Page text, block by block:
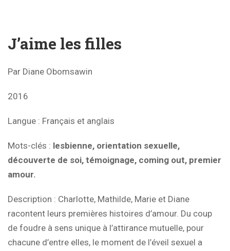
J’aime les filles
Par Diane Obomsawin
2016
Langue : Français et anglais
Mots-clés : lesbienne, orientation sexuelle,
découverte de soi, témoignage, coming out, premier
amour.
Description : Charlotte, Mathilde, Marie et Diane
racontent leurs premières histoires d’amour. Du coup
de foudre à sens unique à l’attirance mutuelle, pour
chacune d’entre elles, le moment de l’éveil sexuel a